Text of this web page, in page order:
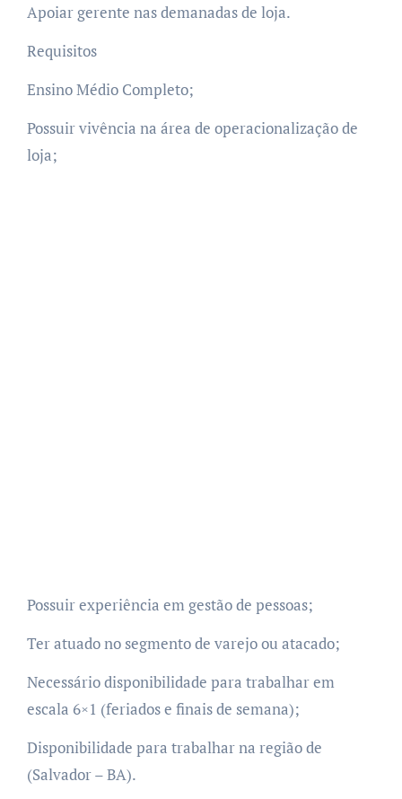
Apoiar gerente nas demanadas de loja.
Requisitos
Ensino Médio Completo;
Possuir vivência na área de operacionalização de
loja;
Possuir experiência em gestão de pessoas;
Ter atuado no segmento de varejo ou atacado;
Necessário disponibilidade para trabalhar em
escala 6×1 (feriados e finais de semana);
Disponibilidade para trabalhar na região de
(Salvador – BA).